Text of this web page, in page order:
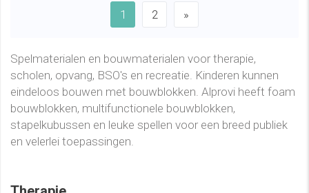
1 2 »
Spelmaterialen en bouwmaterialen voor therapie,
scholen, opvang, BSO's en recreatie. Kinderen kunnen
eindeloos bouwen met bouwblokken. Alprovi heeft foam
bouwblokken, multifunctionele bouwblokken,
stapelkubussen en leuke spellen voor een breed publiek
en velerlei toepassingen.